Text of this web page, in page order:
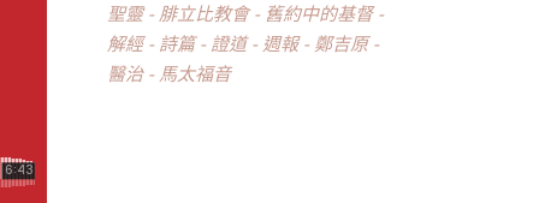
聖靈
腓立比教會
舊約中的基督
解經
詩篇 證道 週報
鄭吉原
醫治
馬太福音